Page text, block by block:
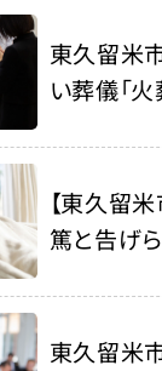
東久留米
い葬儀「火
【東久留
篤と告げ
東久留米